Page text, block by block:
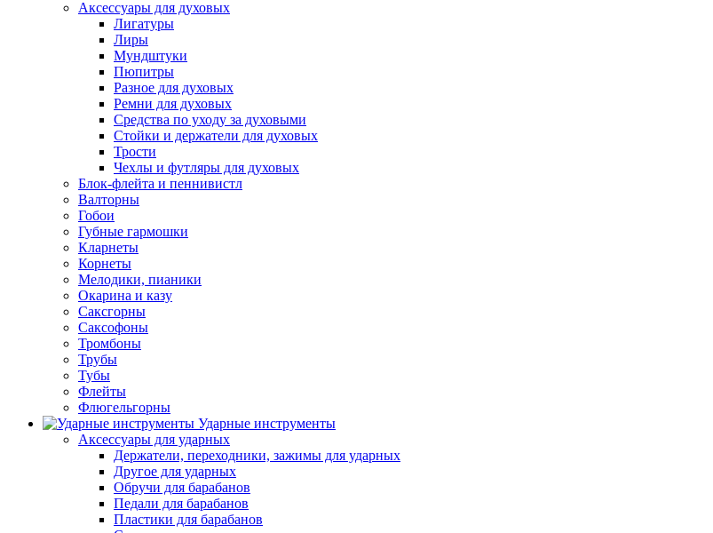
Аксессуары для духовых
Лигатуры
Лиры
Мундштуки
Пюпитры
Разное для духовых
Ремни для духовых
Средства по уходу за духовыми
Стойки и держатели для духовых
Трости
Чехлы и футляры для духовых
Блок-флейта и пеннивистл
Валторны
Гобои
Губные гармошки
Кларнеты
Корнеты
Мелодики, пианики
Окарина и казу
Саксгорны
Саксофоны
Тромбоны
Трубы
Тубы
Флейты
Флюгельгорны
Ударные инструменты
Аксессуары для ударных
Держатели, переходники, зажимы для ударных
Другое для ударных
Обручи для барабанов
Педали для барабанов
Пластики для барабанов